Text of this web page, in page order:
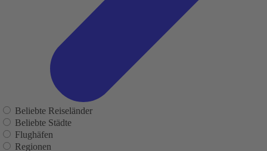
Beliebte Reiseländer
Beliebte Städte
Flughäfen
Regionen